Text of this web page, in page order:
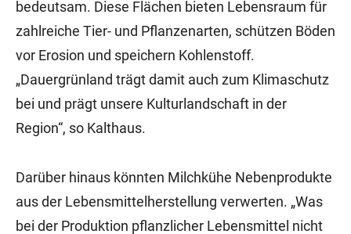
bedeutsam. Diese Flächen bieten Lebensraum für
zahlreiche Tier- und Pflanzenarten, schützen Böden
vor Erosion und speichern Kohlenstoff.
„Dauergrünland trägt damit auch zum Klimaschutz
bei und prägt unsere Kulturlandschaft in der
Region“, so Kalthaus.
Darüber hinaus könnten Milchkühe Nebenprodukte
aus der Lebensmittelherstellung verwerten. „Was
bei der Produktion pflanzlicher Lebensmittel nicht